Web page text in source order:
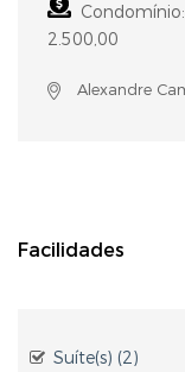
2.500,00
Alexandre
Facilidades
Suíte(s) (2)